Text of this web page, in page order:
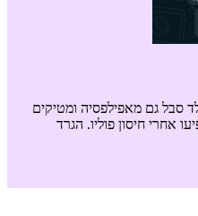
הילד סבל גם מאפילפסיה ומטיקים
אחרי חיסון פוליו. הגרד